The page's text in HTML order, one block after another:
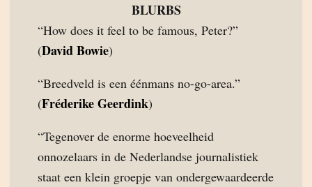
BLURBS
“How does it feel to be famous, Peter?”
(David Bowie)
“Breedveld is een éénmans no-go-area.”
(Fréderike Geerdink)
“Tegenover de enorme hoeveelheid
onnozelaars in de Nederlandse journalistiek
staat een klein groepje van ondergewaardeerde